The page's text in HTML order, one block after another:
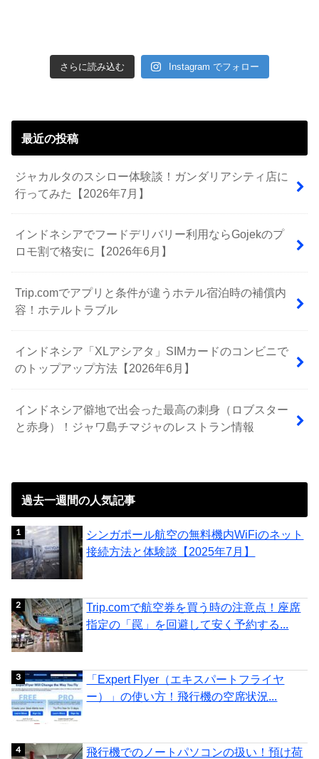
さらに読み込む Instagram でフォロー
最近の投稿
ジャカルタのスシロー体験談！ガンダリアシティ店に
行ってみた【2026年7月】
インドネシアでフードデリバリー利用ならGojekのプ
ロモ割で格安に【2026年6月】
Trip.comでアプリと条件が違うホテル宿泊時の補償内
容！ホテルトラブル
インドネシア「XLアシアタ」SIMカードのコンビニで
のトップアップ方法【2026年6月】
インドネシア僻地で出会った最高の刺身（ロブスター
と赤身）！ジャワ島チマジャのレストラン情報
過去一週間の人気記事
シンガポール航空の無料機内WiFiのネット
接続方法と体験談【2025年7月】
Trip.comで航空券を買う時の注意点！座席
指定の「罠」を回避して安く予約する...
「Expert Flyer（エキスパートフライヤ
ー）」の使い方！飛行機の空席状況...
飛行機でのノートパソコンの扱い！預け荷